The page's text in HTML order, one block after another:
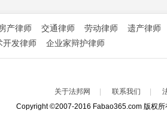
房产律师 交通律师 劳动律师
遗产律师
开发律师 企业家辩护律师
关于法邦网 联系我们
Copyright©2007-2016 Fabao365.com 版权所